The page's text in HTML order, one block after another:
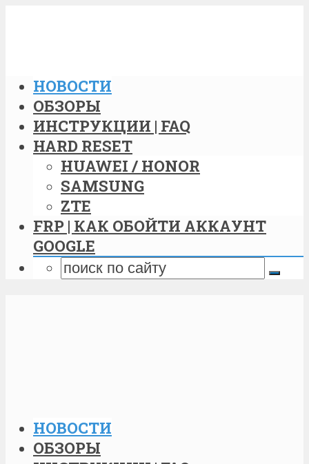
НОВОСТИ
ОБЗОРЫ
ИНСТРУКЦИИ | FAQ
HARD RESET
HUAWEI / HONOR
SAMSUNG
ZTE
FRP | КАК ОБОЙТИ АККАУНТ
GOOGLE
НОВОСТИ
ОБЗОРЫ